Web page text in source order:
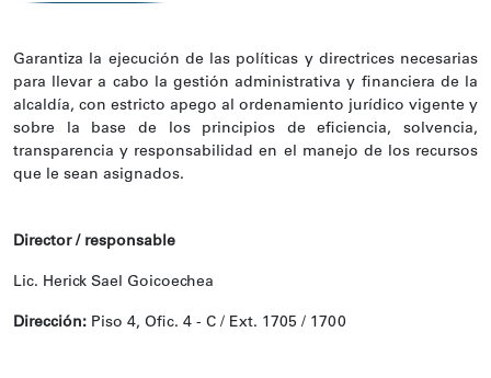
Garantiza la ejecución de las políticas y directrices necesarias
para llevar a cabo la gestión administrativa y financiera de la
alcaldía, con estricto apego al ordenamiento jurídico vigente y
sobre la base de los principios de eficiencia, solvencia,
transparencia y responsabilidad en el manejo de los recursos
que le sean asignados.
Director / responsable
Lic. Herick Sael Goicoechea
Dirección: Piso 4, Ofic. 4 - C / Ext. 1705 / 1700